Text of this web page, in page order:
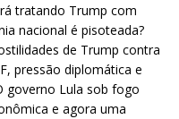
tratando Trump com
nacional é pisoteada?
de Trump contra
pressão diplomática e
governo Lula sob fogo
e agora uma